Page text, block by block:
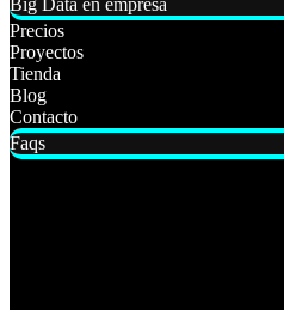
Big Data en empresa
Precios
Proyectos
Tienda
Blog
Contacto
Faqs